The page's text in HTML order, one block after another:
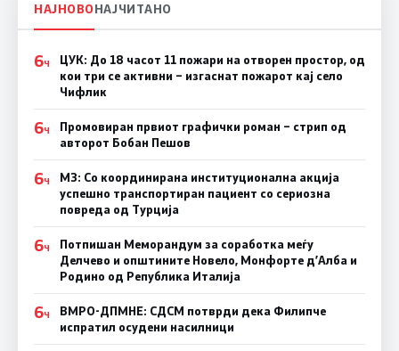
НАЈНОВОНАЈЧИТАНО
6Ч
ЦУК: До 18 часот 11 пожари на отворен простор, од
кои три се активни – изгаснат пожарот кај село
Чифлик
6Ч
Промовиран првиот графички роман – стрип од
авторот Бобан Пешов
6Ч
МЗ: Со координирана институционална акција
успешно транспортиран пациент со сериозна
повреда од Турција
6Ч
Потпишан Меморандум за соработка меѓу
Делчево и општините Новело, Монфорте д’Алба и
Родино од Република Италија
6Ч
ВМРО-ДПМНЕ: СДСM потврди дека Филипче
испратил осудени насилници